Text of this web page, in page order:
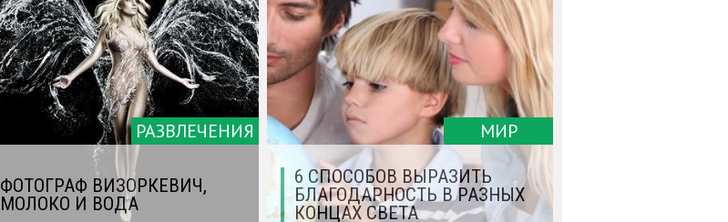
РАЗВЛЕЧЕНИЯ
ФОТОГРАФ ВИЗОРКЕВИЧ,
МОЛОКО И ВОДА
МИР
6 СПОСОБОВ ВЫРАЗИТЬ
БЛАГОДАРНОСТЬ В РАЗНЫХ
КОНЦАХ СВЕТА